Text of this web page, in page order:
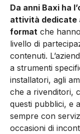
Da anni Baxi ha
attività dedicate
format che
livello di
contenuti.
a strumenti
installatori, agli
che a rivenditori,
questi pubblici, e
sempre con
occasioni di